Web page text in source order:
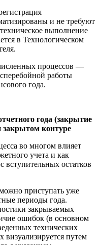
и не требуют
выполнение
в Технологическом
процессов —
работы
года.
года (закрытие
закрытом контуре
во многом влияет
учета и как
вступительных остатков
приступать уже
периоды года.
закрываемых
ошибок (в основном
технических
путем